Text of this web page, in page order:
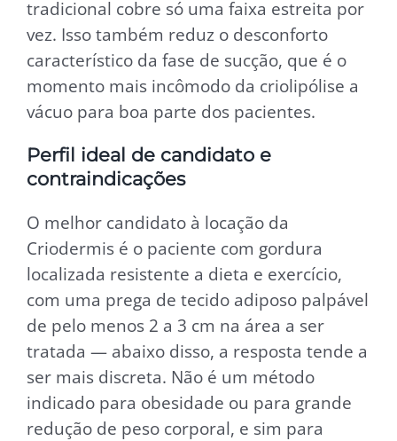
tradicional cobre só uma faixa estreita por
vez. Isso também reduz o desconforto
característico da fase de sucção, que é o
momento mais incômodo da criolipólise a
vácuo para boa parte dos pacientes.
Perfil ideal de candidato e
contraindicações
O melhor candidato à locação da
Criodermis é o paciente com gordura
localizada resistente a dieta e exercício,
com uma prega de tecido adiposo palpável
de pelo menos 2 a 3 cm na área a ser
tratada — abaixo disso, a resposta tende a
ser mais discreta. Não é um método
indicado para obesidade ou para grande
redução de peso corporal, e sim para